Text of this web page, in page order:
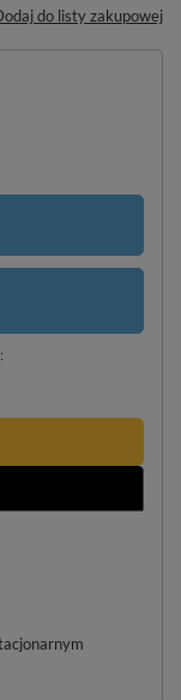
do listy zakupowej